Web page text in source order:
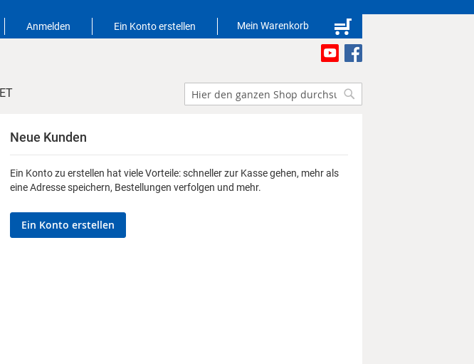
Anmelden Ein Konto erstellen Mein Warenkorb
Suche
Neue Kunden
Ein Konto zu erstellen hat viele Vorteile: schneller zur Kasse gehen, mehr als
eine Adresse speichern, Bestellungen verfolgen und mehr.
Ein Konto erstellen